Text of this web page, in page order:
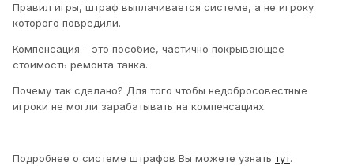
Правил игры, штраф выплачивается системе, а не игроку
которого повредили.
Компенсация – это пособие, частично покрывающее
стоимость ремонта танка.
Почему так сделано? Для того чтобы недобросовестные
игроки не могли зарабатывать на компенсациях.
Подробнее о системе штрафов Вы можете узнать тут.